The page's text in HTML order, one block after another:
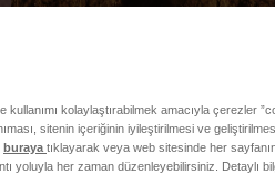
kolaylaştırabilmek amacıyla çerezler
sitenin içeriğinin iyileştirilmesi ve
buraya tıklayarak veya web sitesinde her
yoluyla her zaman düzenleyebilirsiniz. Detaylı